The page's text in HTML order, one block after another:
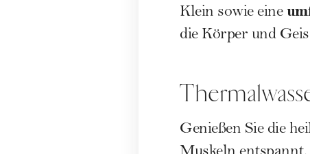
Klein sowie eine
die Körper und
Genießen Sie die